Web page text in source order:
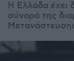
Η Ελλάδα έχει
σύνορά της